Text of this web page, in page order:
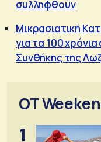
συλληφθούν
Μικρασιατική
για τα 100
Συνθήκης της
OT
1